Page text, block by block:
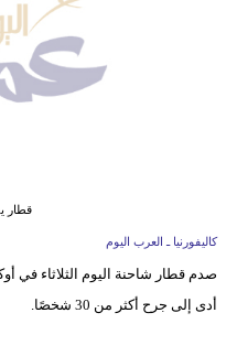
قطار
كاليفورنيا ـ العرب اليوم
صدم قطار شاحنة اليوم الثلاثاء في
أدى إلى جرح أكثر من 30 شخصًا.